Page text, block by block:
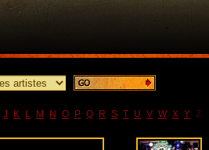
J K L M N O P Q R S T U V W X Y Z